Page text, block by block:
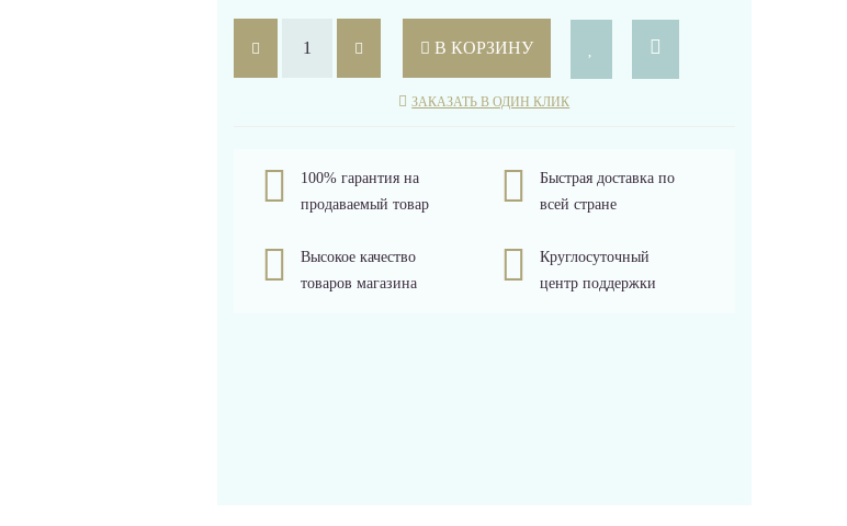
В КОРЗИНУ
ЗАКАЗАТЬ В ОДИН КЛИК
100% гарантия на
продаваемый товар
Быстрая доставка по
всей стране
Высокое качество
товаров магазина
Круглосуточный
центр поддержки